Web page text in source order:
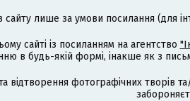
сайту лише за умови посилання (для
сайті із посиланням на агентство
в будь-якій формі, інакше як з
відтворення фотографічних творів